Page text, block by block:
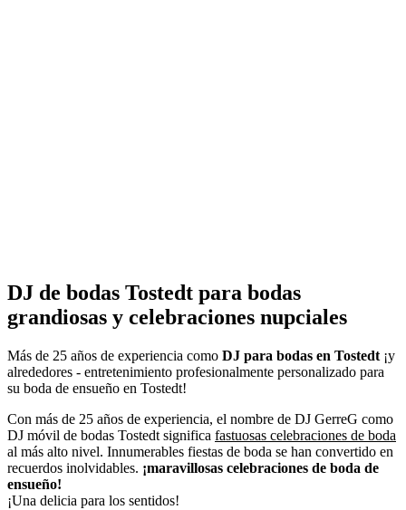
DJ de bodas Tostedt para bodas
grandiosas y celebraciones nupciales
Más de 25 años de experiencia como DJ para bodas en Tostedt ¡y
alrededores - entretenimiento profesionalmente personalizado para
su boda de ensueño en Tostedt!
Con más de 25 años de experiencia, el nombre de DJ GerreG como
DJ móvil de bodas Tostedt significa fastuosas celebraciones de boda
al más alto nivel. Innumerables fiestas de boda se han convertido en
recuerdos inolvidables. ¡maravillosas celebraciones de boda de
ensueño!
¡Una delicia para los sentidos!